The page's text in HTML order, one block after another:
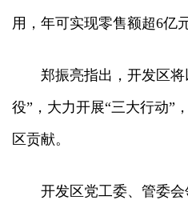
用，年可实现零售额超6亿
郑振亮指出，开发区
役”，大力开展“三大行动”
区贡献。
开发区党工委、管委会